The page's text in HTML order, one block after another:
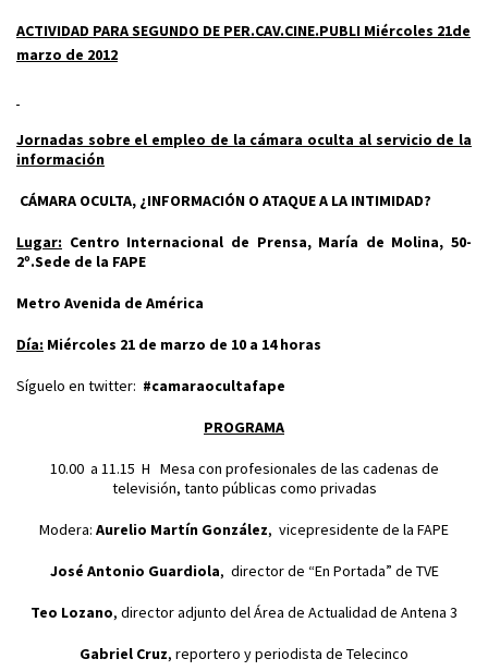
ACTIVIDAD PARA SEGUNDO DE PER.CAV.CINE.PUBLI Miércoles 21de
marzo de 2012
Jornadas sobre el empleo de la cámara oculta al servicio de la
información
CÁMARA OCULTA, ¿INFORMACIÓN O ATAQUE A LA INTIMIDAD?
Lugar: Centro Internacional de Prensa, María de Molina, 50-
2º.Sede de la FAPE
Metro Avenida de América
Día: Miércoles 21 de marzo de 10 a 14 horas
Síguelo en twitter: #camaraocultafape
PROGRAMA
10.00 a 11.15 H Mesa con profesionales de las cadenas de
televisión, tanto públicas como privadas
Modera: Aurelio Martín González, vicepresidente de la FAPE
José Antonio Guardiola, director de “En Portada” de TVE
Teo Lozano, director adjunto del Área de Actualidad de Antena 3
Gabriel Cruz, reportero y periodista de Telecinco